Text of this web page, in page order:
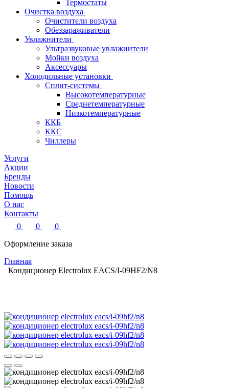
Термостаты
Очистка воздуха
Очистители воздуха
Обеззараживатели
Увлажнители
Ультразвуковые увлажнители
Мойки воздуха
Аксессуары
Холодильные установки
Сплит-системы
Высокотемпературные
Среднетемпературные
Низкотемпературные
ККБ
ККС
Чиллеры
Услуги
Акции
Бренды
Новости
Помощь
О нас
Контакты
0
0
0
Оформление заказа
Главная
Кондиционер Electrolux EACS/I-09HF2/N8